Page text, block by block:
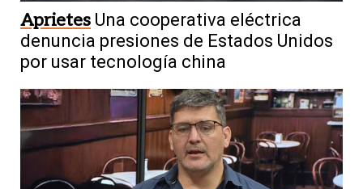
Aprietes Una cooperativa eléctrica
denuncia presiones de Estados Unidos
por usar tecnología china